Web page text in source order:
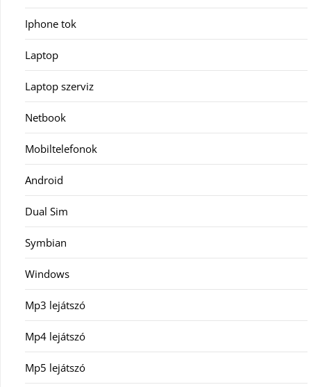
Iphone tok
Laptop
Laptop szerviz
Netbook
Mobiltelefonok
Android
Dual Sim
Symbian
Windows
Mp3 lejátszó
Mp4 lejátszó
Mp5 lejátszó